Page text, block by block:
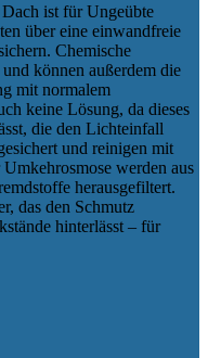
ist für Ungeübte
über eine einwandfreie
Chemische
können außerdem die
mit normalem
keine Lösung, da dieses
die den Lichteinfall
und reinigen mit
werden aus
herausgefiltert.
das den Schmutz
hinterlässt – für